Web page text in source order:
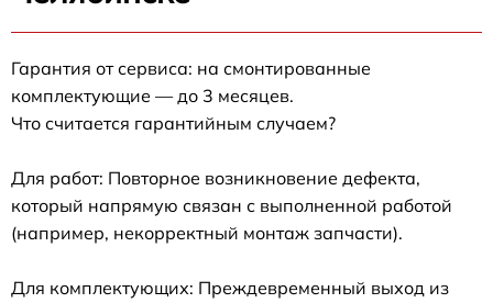
Гарантия от сервиса: на смонтированные
комплектующие — до 3 месяцев.
Что считается гарантийным случаем?
Для работ: Повторное возникновение дефекта,
который напрямую связан с выполненной работой
(например, некорректный монтаж запчасти).
Для комплектующих: Преждевременный выход из